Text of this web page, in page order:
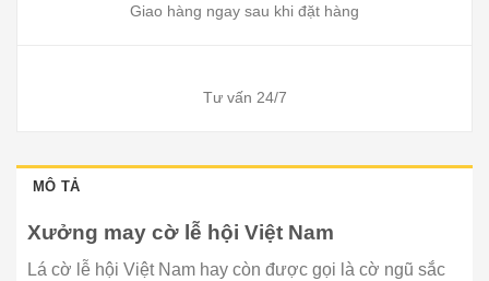
Giao hàng ngay sau khi đặt hàng
Tư vấn 24/7
MÔ TẢ
Xưởng may cờ lễ hội Việt Nam
Lá cờ lễ hội Việt Nam hay còn được gọi là cờ ngũ sắc